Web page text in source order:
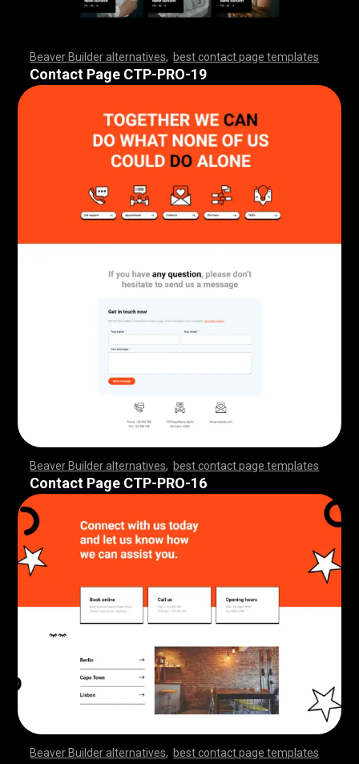
Beaver Builder alternatives best contact page templates
,,,,,,,,,,,,,,,,,,,,,,,,,,,,, ,,,,,,,,,,,,,,,,,,,,,,,,,,,,,,,,
,,,,,,,,,,,,,,,
Contact Page CTP-PRO-19
Beaver Builder alternatives best contact page templates
,,,,,,,,,,,,,,,,,,,,,,,,,,,,, ,,,,,,,,,,,,,,,,,,,,,,,,,,,,,,,,
,,,,,,,,,,,,,,,
Contact Page CTP-PRO-16
Beaver Builder alternatives best contact page templates
,,,,,,,,,,,,,,,,,,,,,,,,,,,,, ,,,,,,,,,,,,,,,,,,,,,,,,,,,,,,,,
,,,,,,,,,,,,,,,